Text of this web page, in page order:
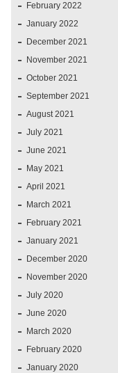
February 2022
January 2022
December 2021
November 2021
October 2021
September 2021
August 2021
July 2021
June 2021
May 2021
April 2021
March 2021
February 2021
January 2021
December 2020
November 2020
July 2020
June 2020
March 2020
February 2020
January 2020